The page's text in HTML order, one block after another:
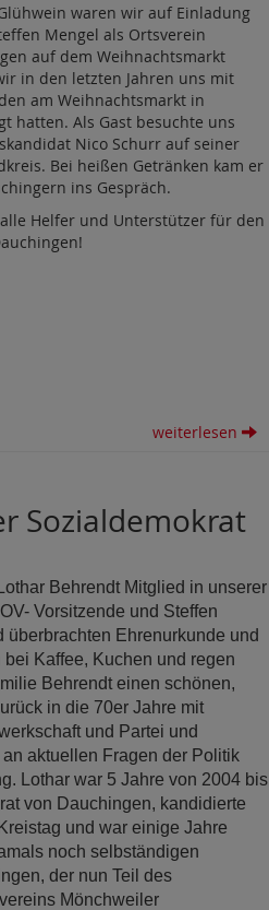
waren wir auf Einladung
Mengel als Ortsverein
auf dem Weihnachtsmarkt
in den letzten Jahren uns mit
am Weihnachtsmarkt in
hatten. Als Gast besuchte uns
Nico Schurr auf seiner
Bei heißen Getränken kam er
ins Gespräch.
Helfer und Unterstützer für den
weiterlesen
Sozialdemokrat
Behrendt Mitglied in unserer
Vorsitzende und Steffen
überbrachten Ehrenurkunde und
Kaffee, Kuchen und regen
Behrendt einen schönen,
in die 70er Jahre mit
und Partei und
an aktuellen Fragen der Politik
Lothar war 5 Jahre von 2004 bis
von Dauchingen, kandidierte
und war einige Jahre
noch selbständigen
der nun Teil des
Mönchweiler